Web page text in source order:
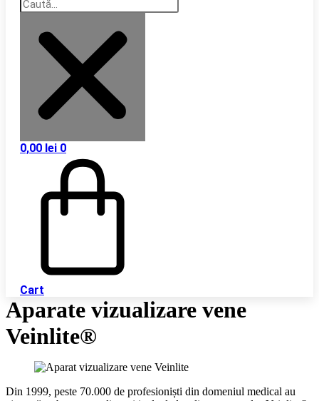
0,00 lei 0
Cart
Aparate vizualizare vene
Veinlite®
Din 1999, peste 70.000 de profesioniști din domeniul medical au